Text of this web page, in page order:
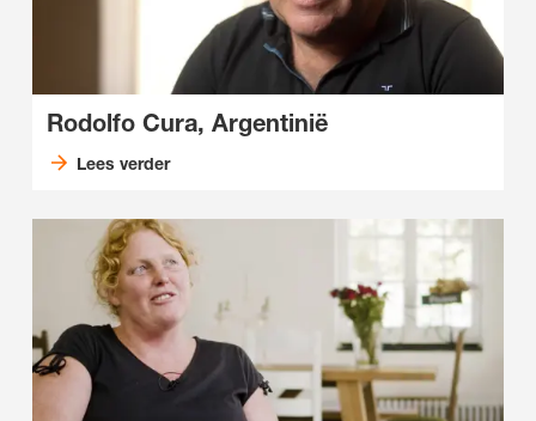
Rodolfo Cura, Argentinië
Lees verder